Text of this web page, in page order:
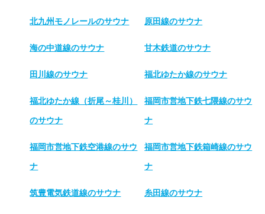
北九州モノレールのサウナ 原田線のサウナ
海の中道線のサウナ 甘木鉄道のサウナ
田川線のサウナ 福北ゆたか線のサウナ
福北ゆたか線（折尾～桂川）
のサウナ
福岡市営地下鉄七隈線のサウ
ナ
福岡市営地下鉄空港線のサウ
ナ
福岡市営地下鉄箱崎線のサウ
ナ
筑豊電気鉄道線のサウナ 糸田線のサウナ